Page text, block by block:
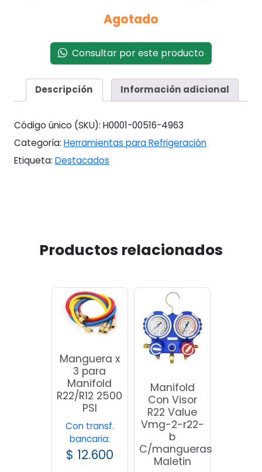
Agotado
Consultar por este producto
Descripción Información adicional
Código único (SKU): H0001-00516-4963
Categoría: Herramientas para Refrigeración
Etiqueta: Destacados
Productos relacionados
Manguera x
3 para
Manifold
R22/R12 2500
PSI
Con transf.
bancaria:
$ 12.600
Manifold
Con Visor
R22 Value
Vmg-2-r22-
b
C/mangueras
Maletin